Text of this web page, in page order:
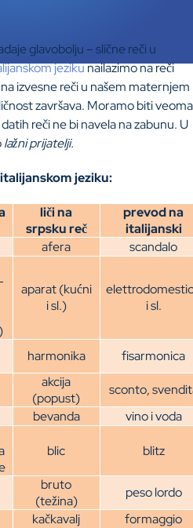
glavobolju – slične reči u
jezikunailazimo na reči
izvesne reči u našem maternjem
završava. Moramo biti veoma
reči ne bi navela na zabunu. U
lažni prijatelji.
jeziku:
liči na
srpsku reč
prevod na
italijanski
afera scandalo
aparat (kućni
i sl.)
i sl.
harmonika fisarmonica
akcija
(popust)
sconto,
bevanda vino i voda
blic blitz
bruto
(težina)
peso lordo
kačkavalj formaggio